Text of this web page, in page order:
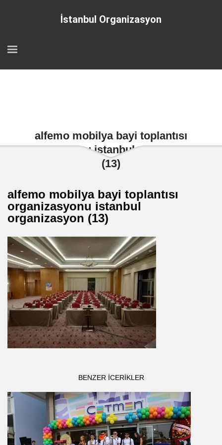
İstanbul Organizasyon
alfemo mobilya bayi toplantısı
organizasyonu istanbul organizasyon
(13)
alfemo mobilya bayi toplantısı
organizasyonu istanbul
organizasyon (13)
BENZER ICERIKLER